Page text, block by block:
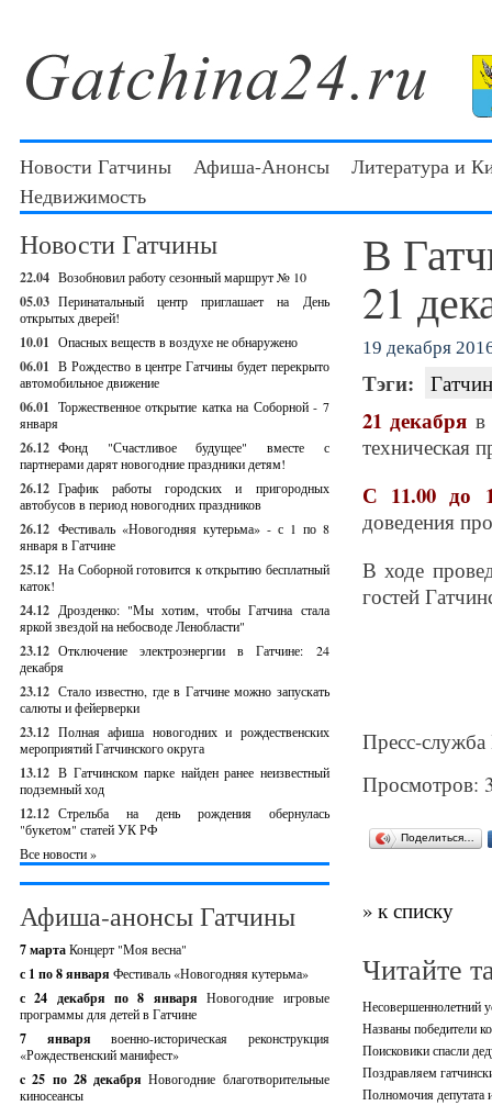
Новости Гатчины Афиша-Анонсы
Литература и
Недвижимость
Новости Гатчины
22.04 Возобновил работу сезонный маршрут № 10
05.03 Перинатальный центр приглашает на День
открытых дверей!
10.01 Опасных веществ в воздухе не обнаружено
06.01 В Рождество в центре Гатчины будет перекрыто
автомобильное движение
06.01 Торжественное открытие катка на Соборной - 7
января
26.12 Фонд "Счастливое будущее" вместе с
партнерами дарят новогодние праздники детям!
26.12 График работы городских и пригородных
автобусов в период новогодних праздников
26.12 Фестиваль «Новогодняя кутерьма» - с 1 по 8
января в Гатчине
25.12 На Соборной готовится к открытию бесплатный
каток!
24.12 Дрозденко: "Мы хотим, чтобы Гатчина стала
яркой звездой на небосводе Ленобласти"
23.12 Отключение электроэнергии в Гатчине: 24
декабря
23.12 Стало известно, где в Гатчине можно запускать
салюты и фейерверки
23.12 Полная афиша новогодних и рождественских
мероприятий Гатчинского округа
13.12 В Гатчинском парке найден ранее неизвестный
подземный ход
12.12 Стрельба на день рождения обернулась
"букетом" статей УК РФ
Все новости »
Афиша-анонсы Гатчины
7 мартаКонцерт "Моя весна"
с 1 по 8 января Фестиваль «Новогодняя кутерьма»
с 24 декабря по 8 январяНовогодние игровые
программы для детей в Гатчине
7 январявоенно-историческая реконструкция
«Рождественский манифест»
c 25 по 28 декабряНовогодние благотворительные
киносеансы
В
21
19 декабря
Тэги:
21 декабря в
техническая
С 11.00 до
доведения
В ходе
гостей
Пресс-служба
Просмотров:
Поделиться…
» к списку
Читайте
Несовершеннолетний
Названы победители
Поисковики спасли
Поздравляем
Полномочия депутата